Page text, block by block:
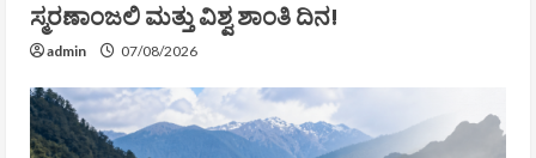
ಸ್ಮರಣಾಂಜಲಿ ಮತ್ತು ವಿಶ್ವ ಶಾಂತಿ ದಿನ!
admin 07/08/2026